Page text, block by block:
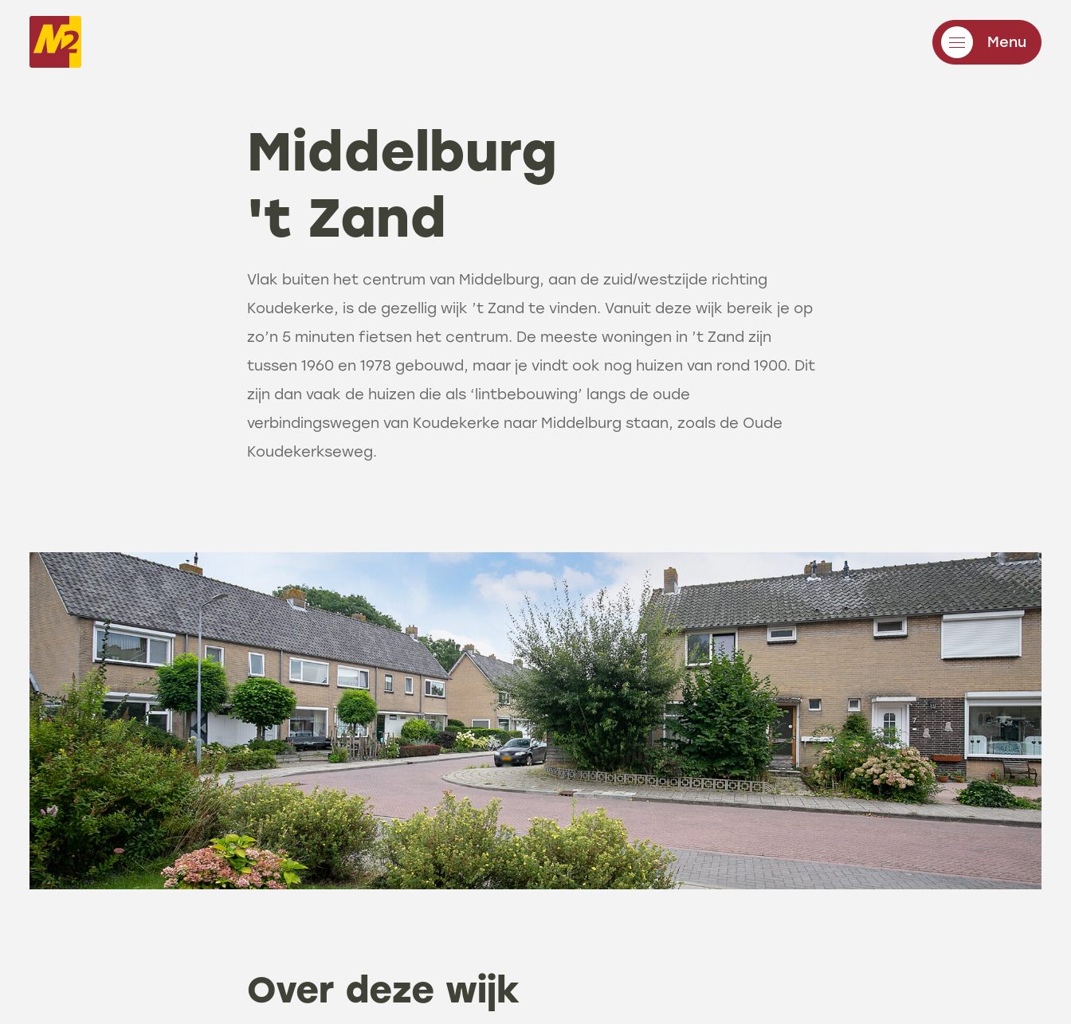
Menu
Middelburg
't Zand
Vlak buiten het centrum van Middelburg, aan de zuid/westzijde richting
Koudekerke, is de gezellig wijk ’t Zand te vinden. Vanuit deze wijk bereik je op
zo’n 5 minuten fietsen het centrum. De meeste woningen in ’t Zand zijn
tussen 1960 en 1978 gebouwd, maar je vindt ook nog huizen van rond 1900. Dit
zijn dan vaak de huizen die als ‘lintbebouwing’ langs de oude
verbindingswegen van Koudekerke naar Middelburg staan, zoals de Oude
Koudekerkseweg.
Over deze wijk